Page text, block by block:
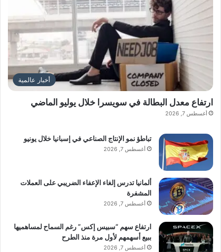
أخبار عالمية
ارتفاع معدل البطالة في سويسرا خلال يوليو الماضي
أغسطس 7, 2026
تباطؤ نمو الإنتاج الصناعي في إسبانيا خلال يونيو
أغسطس 7, 2026
ألمانيا تدرس إلغاء الإعفاء الضريبي على العملات
المشفرة
أغسطس 7, 2026
ارتفاع سهم “سبيس إكس” رغم السماح لمساهميها
ببيع أسهمهم لأول مرة منذ الطرح
أغسطس 7, 2026